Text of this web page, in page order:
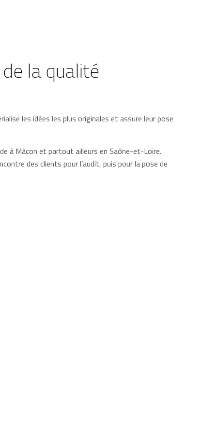
la qualité
les idées les plus originales et assure leur pose
à Mâcon et partout ailleurs en Saône-et-Loire.
des clients pour l’audit, puis pour la pose de